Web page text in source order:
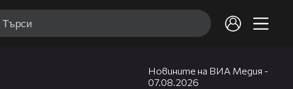
Новините на ВИА Медия -
07.08.2026